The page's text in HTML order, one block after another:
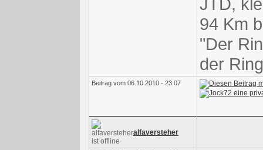
94 Km
"Der
der
Beitrag vom 06.10.2010 - 23:07
alfaversteher